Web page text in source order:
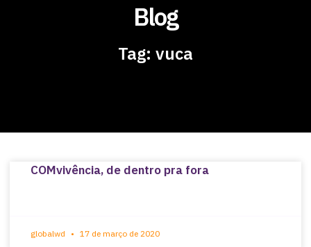
Blog
Tag: vuca
COMvivência, de dentro pra fora
globalwd 17 de março de 2020